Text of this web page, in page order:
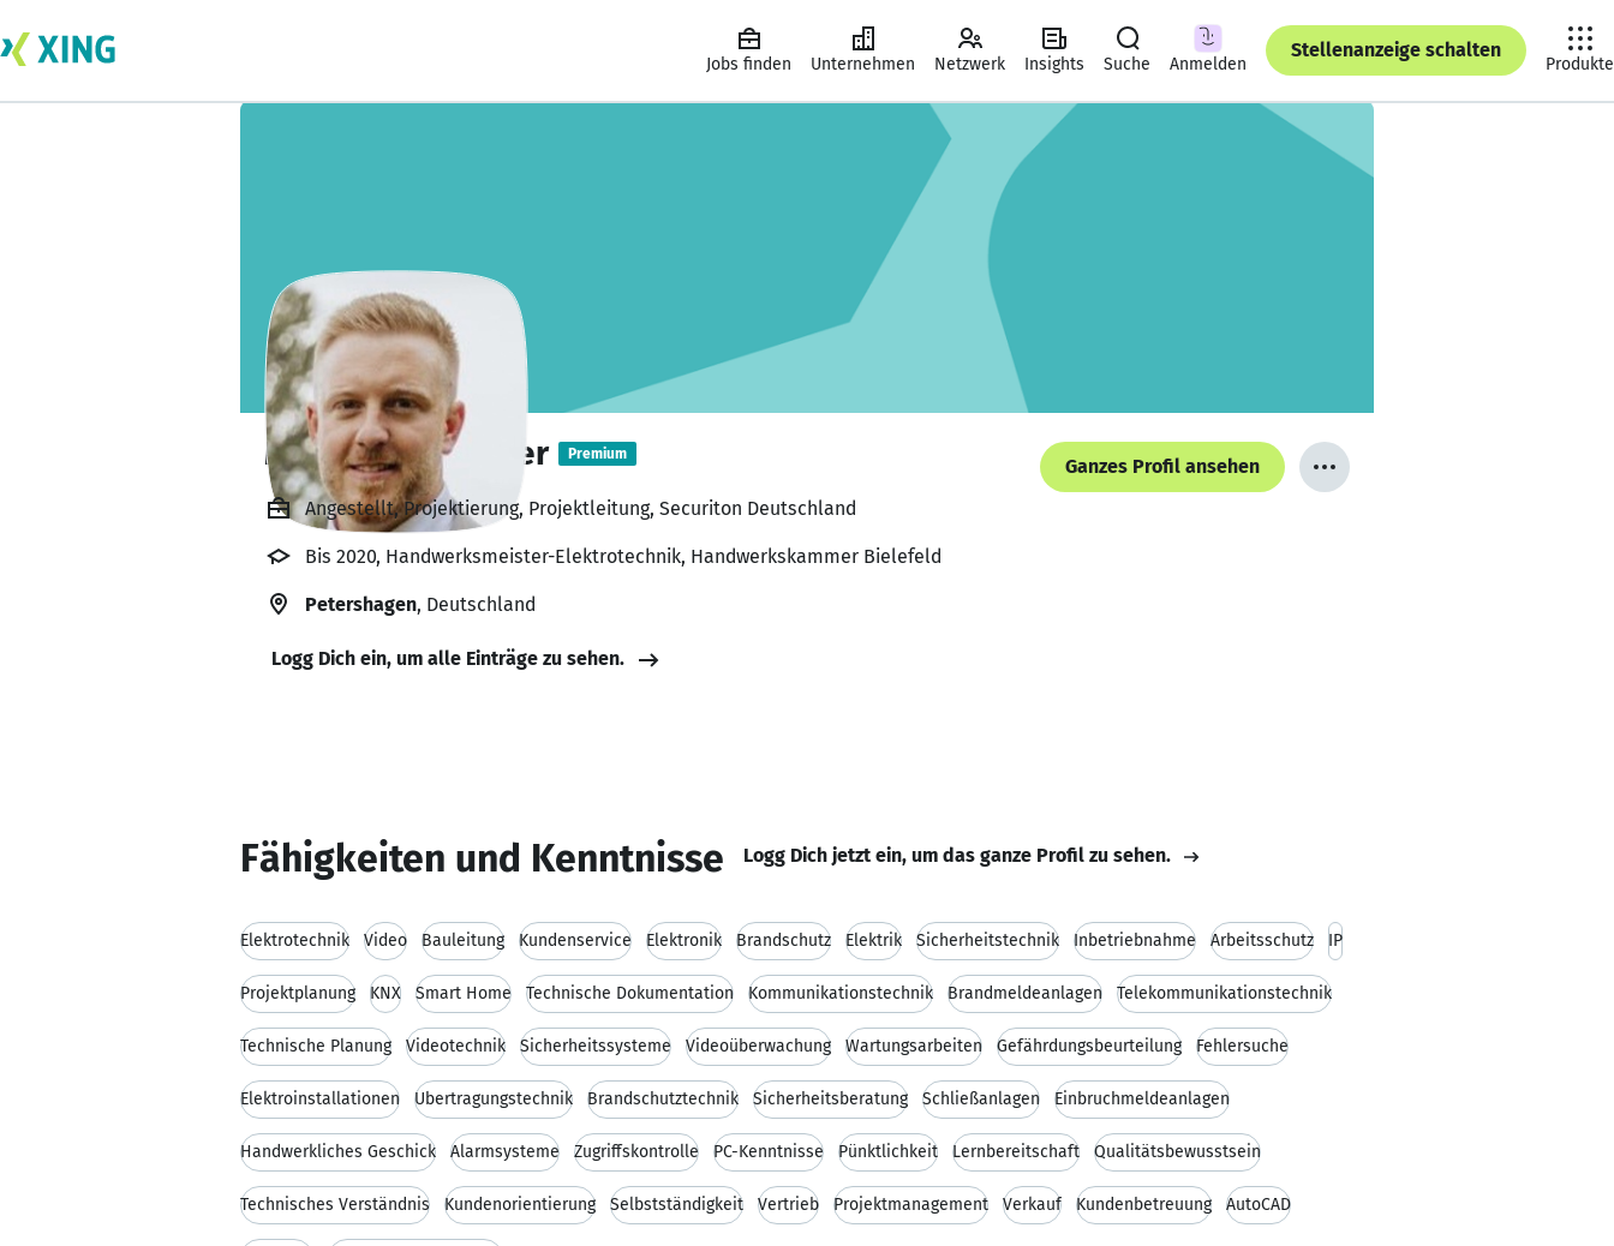
Jobs finden Unternehmen Netzwerk Insights Suche Anmelden
Stellenanzeige schalten
Produkte
Michael Tegtmeier Premium
Ganzes Profil ansehen
Angestellt, Projektierung, Projektleitung, Securiton Deutschland
Bis 2020, Handwerksmeister-Elektrotechnik, Handwerkskammer Bielefeld
Petershagen, Deutschland
Logg Dich ein, um alle Einträge zu sehen.
Fähigkeiten und Kenntnisse Logg Dich jetzt ein, um das ganze Profil zu sehen.
Elektrotechnik Video Bauleitung Kundenservice Elektronik Brandschutz Elektrik Sicherheitstechnik Inbetriebnahme Arbeitsschutz IP
Projektplanung KNX Smart Home Technische Dokumentation Kommunikationstechnik Brandmeldeanlagen Telekommunikationstechnik
Technische Planung Videotechnik Sicherheitssysteme Videoüberwachung Wartungsarbeiten Gefährdungsbeurteilung Fehlersuche
Elektroinstallationen Übertragungstechnik Brandschutztechnik Sicherheitsberatung Schließanlagen Einbruchmeldeanlagen
Handwerkliches Geschick Alarmsysteme Zugriffskontrolle PC-Kenntnisse Pünktlichkeit Lernbereitschaft Qualitätsbewusstsein
Technisches Verständnis Kundenorientierung Selbstständigkeit Vertrieb Projektmanagement Verkauf Kundenbetreuung AutoCAD